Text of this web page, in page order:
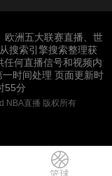
欧洲五大联赛直播、世
搜索引擎搜索整理获
何直播信号和视频内
时间处理 页面更新时
55分
NBA直播 版权所有